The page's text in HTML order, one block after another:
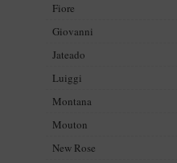
Fiore
Giovanni
Jateado
Luiggi
Montana
Mouton
New Rose